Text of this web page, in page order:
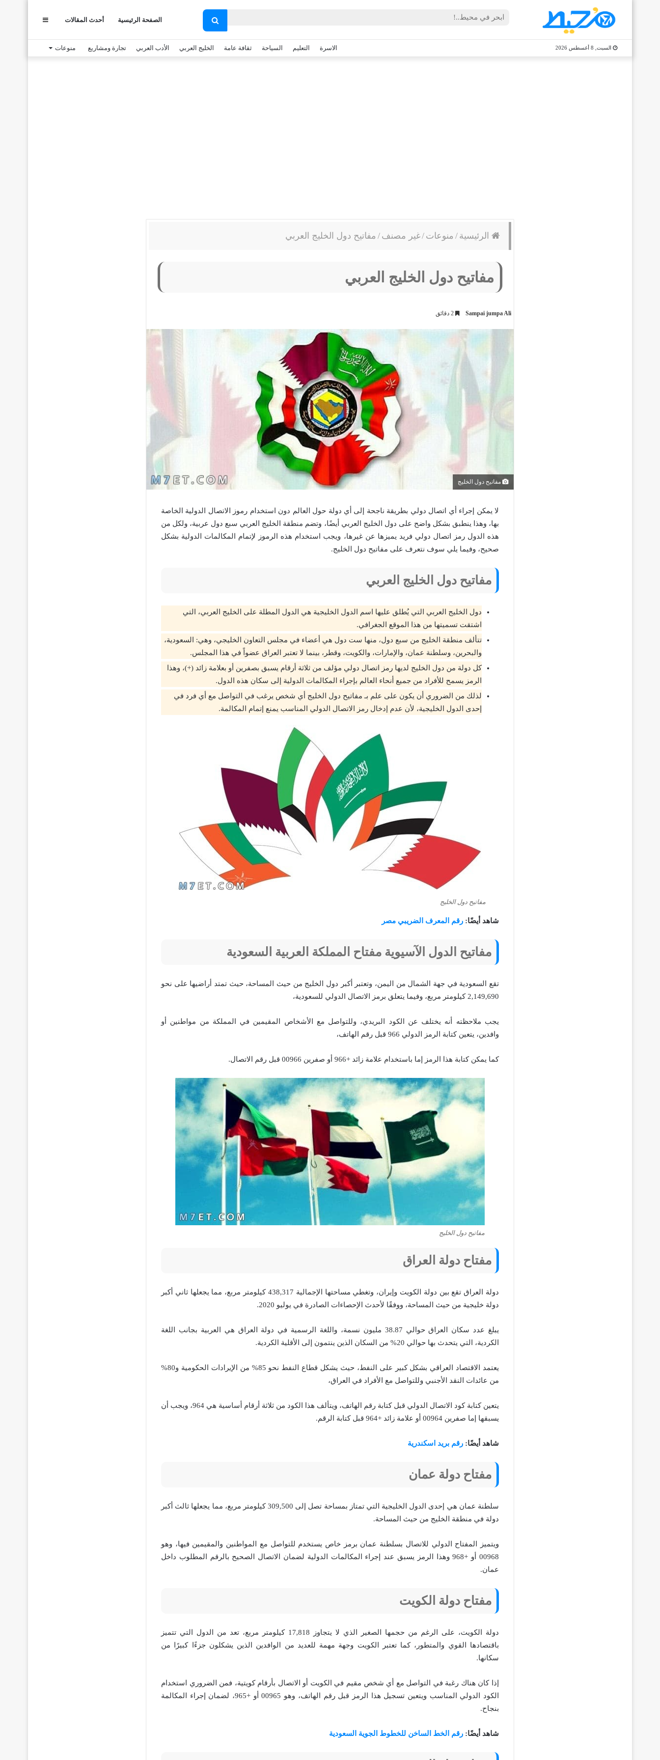
بحث
عن
الصفحة الرئيسية أحدث المقالات
السبت, 8 أغسطس 2026 الاسرة التعليم السياحة ثقافة عامة الخليج العربي الأدب العربي تجارة ومشاريع منوعات
الرئيسية / منوعات /غير مصنف / مفاتيح دول الخليج العربي
مفاتيح دول الخليج العربي
Sampai jumpa Ali
مفاتيح دول الخليج
لا يمكن إجراء أي اتصال دولي بطريقة ناجحة إلى أي دولة حول العالم دون استخدام رموز الاتصال الدولية الخاصة
بها، وهذا ينطبق بشكل واضح على دول الخليج العربي أيضًا، وتضم منطقة الخليج العربي سبع دول عربية، ولكل من
هذه الدول رمز اتصال دولي فريد يميزها عن غيرها، ويجب استخدام هذه الرموز لإتمام المكالمات الدولية بشكل
صحيح، وفيما يلي سوف نتعرف على مفاتيح دول الخليج.
مفاتيح دول الخليج العربي
دول الخليج العربي التي يُطلق عليها اسم الدول الخليجية هي الدول المطلة على الخليج العربي، التي
اشتقت تسميتها من هذا الموقع الجغرافي.
تتألف منطقة الخليج من سبع دول، منها ست دول هي أعضاء في مجلس التعاون الخليجي، وهي: السعودية،
والبحرين، وسلطنة عمان، والإمارات، والكويت، وقطر، بينما لا تعتبر العراق عضواً في هذا المجلس.
كل دولة من دول الخليج لديها رمز اتصال دولي مؤلف من ثلاثة أرقام يسبق بصفرين أو بعلامة زائد (+)، وهذا
الرمز يسمح للأفراد من جميع أنحاء العالم بإجراء المكالمات الدولية إلى سكان هذه الدول.
لذلك من الضروري أن يكون على علم بـ مفاتيح دول الخليج أي شخص يرغب في التواصل مع أي فرد في
إحدى الدول الخليجية، لأن عدم إدخال رمز الاتصال الدولي المناسب يمنع إتمام المكالمة.
مفاتيح دول الخليج
شاهد أيضًا: رقم المعرف الضريبي مصر
مفاتيح الدول الآسيوية مفتاح المملكة العربية السعودية
تقع السعودية في جهة الشمال من اليمن، وتعتبر أكبر دول الخليج من حيث المساحة، حيث تمتد أراضيها على نحو
2,149,690 كيلومتر مربع، وفيما يتعلق برمز الاتصال الدولي للسعودية،
يجب ملاحظته أنه يختلف عن الكود البريدي، وللتواصل مع الأشخاص المقيمين في المملكة من مواطنين أو
وافدين، يتعين كتابة الرمز الدولي 966 قبل رقم الهاتف،
كما يمكن كتابة هذا الرمز إما باستخدام علامة زائد +966 أو صفرين 00966 قبل رقم الاتصال.
مفاتيح دول الخليج
مفتاح دولة العراق
دولة العراق تقع بين دولة الكويت وإيران، وتغطي مساحتها الإجمالية 438,317 كيلومتر مربع، مما يجعلها ثاني أكبر
دولة خليجية من حيث المساحة، ووفقًا لأحدث الإحصاءات الصادرة في يوليو 2020.
يبلغ عدد سكان العراق حوالي 38.87 مليون نسمة، واللغة الرسمية في دولة العراق هي العربية بجانب اللغة
الكردية، التي يتحدث بها حوالي 20% من السكان الذين ينتمون إلى الأقلية الكردية.
يعتمد الاقتصاد العراقي بشكل كبير على النفط، حيث يشكل قطاع النفط نحو 85% من الإيرادات الحكومية و80%
من عائدات النقد الأجنبي وللتواصل مع الأفراد في العراق،
يتعين كتابة كود الاتصال الدولي قبل كتابة رقم الهاتف، ويتألف هذا الكود من ثلاثة أرقام أساسية هي 964، ويجب أن
يسبقها إما صفرين 00964 أو علامة زائد +964 قبل كتابة الرقم.
شاهد أيضًا: رقم بريد اسكندرية
مفتاح دولة عمان
سلطنة عمان هي إحدى الدول الخليجية التي تمتاز بمساحة تصل إلى 309,500 كيلومتر مربع، مما يجعلها ثالث أكبر
دولة في منطقة الخليج من حيث المساحة.
ويتميز المفتاح الدولي للاتصال بسلطنة عمان برمز خاص يستخدم للتواصل مع المواطنين والمقيمين فيها، وهو
00968 أو +968 وهذا الرمز يسبق عند إجراء المكالمات الدولية لضمان الاتصال الصحيح بالرقم المطلوب داخل
عمان.
مفتاح دولة الكويت
دولة الكويت، على الرغم من حجمها الصغير الذي لا يتجاوز 17,818 كيلومتر مربع، تعد من الدول التي تتميز
باقتصادها القوي والمتطور، كما تعتبر الكويت وجهة مهمة للعديد من الوافدين الذين يشكلون جزءًا كبيرًا من
سكانها.
إذا كان هناك رغبة في التواصل مع أي شخص مقيم في الكويت أو الاتصال بأرقام كويتية، فمن الضروري استخدام
الكود الدولي المناسب ويتعين تسجيل هذا الرمز قبل رقم الهاتف، وهو 00965 أو +965، لضمان إجراء المكالمة
بنجاح.
شاهد أيضًا: رقم الخط الساخن للخطوط الجوية السعودية